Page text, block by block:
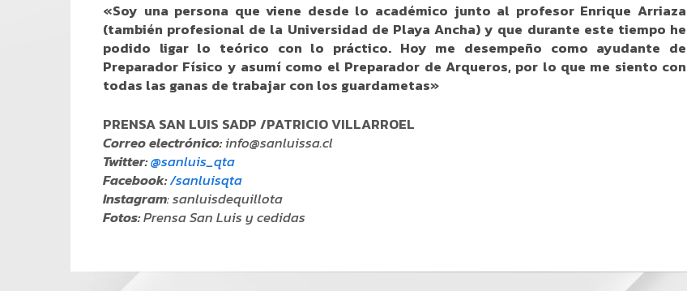
«Soy una persona que viene desde lo académico junto al profesor Enrique Arriaza
(también profesional de la Universidad de Playa Ancha) y que durante este tiempo he
podido ligar lo teórico con lo práctico. Hoy me desempeño como ayudante de
Preparador Físico y asumí como el Preparador de Arqueros, por lo que me siento con
todas las ganas de trabajar con los guardametas»
PRENSA SAN LUIS SADP /PATRICIO VILLARROEL
Correo electrónico:info@sanluissa.cl
Twitter:@sanluis_qta
Facebook:/sanluisqta
Instagram: sanluisdequillota
Fotos:Prensa San Luis y cedidas